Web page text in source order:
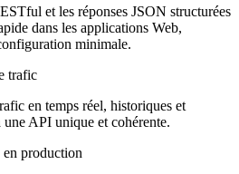
et les réponses JSON structurées
dans les applications Web,
minimale.
trafic
en temps réel, historiques et
API unique et cohérente.
production